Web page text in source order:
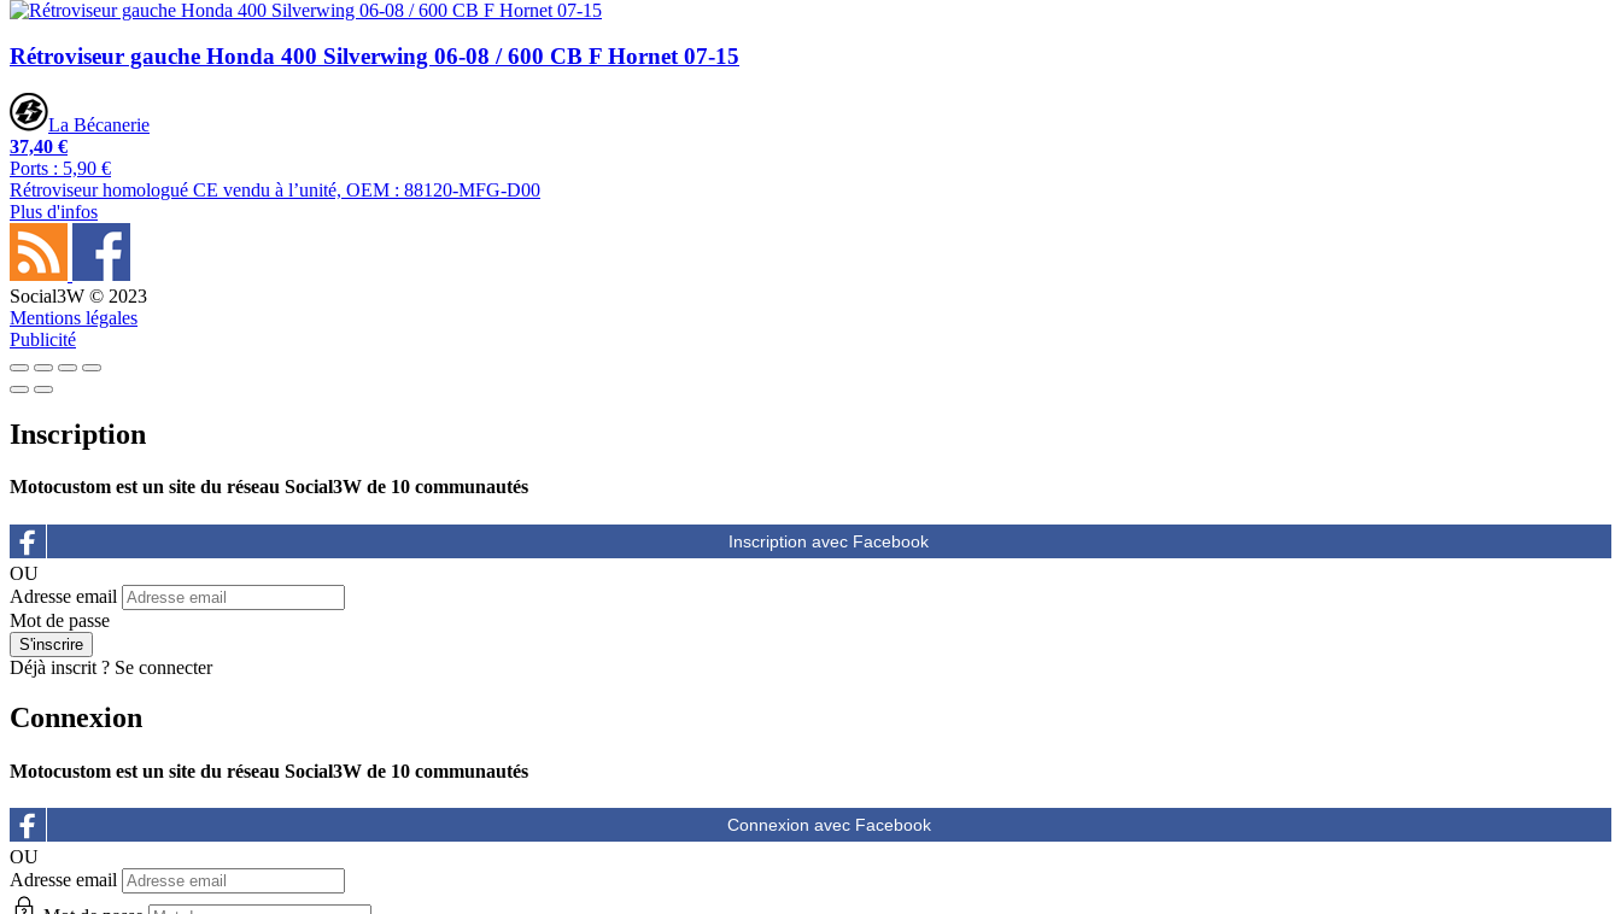
Rétroviseur gauche Honda 400 Silverwing 06-08 / 600 CB F Hornet 07-15
La Bécanerie
37,40 €
Ports : 5,90 €
Rétroviseur homologué CE vendu à l’unité, OEM : 88120-MFG-D00
Plus d'infos
Social3W © 2023
Mentions légales
Publicité
Inscription
Motocustom est un site du réseau Social3W de 10 communautés
OU
Adresse email
Mot de passe
Déjà inscrit ? Se connecter
Connexion
Motocustom est un site du réseau Social3W de 10 communautés
OU
Adresse email